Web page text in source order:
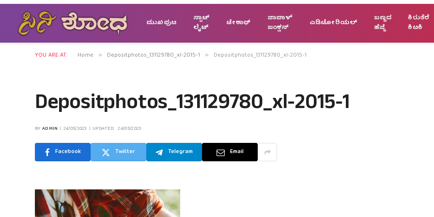
ಮುಖಪುಟ
ಸ್ಪಾಟ್
ಲೈಟ್
ಟೇಕಾಫ್
ಜಾಪಾಳ್
ಜಂಕ್ಷನ್
ಎಡಿಟೋರಿಯಲ್
ಬಣ್ಣದ
ಹೆಜ್ಜೆ
ಕಿರುತೆರೆ
ಕಿಟಕಿ
YOU ARE AT: Home » Depositphotos_131129780_xl-2015-1 » Depositphotos_131129780_xl-2015-1
Depositphotos_131129780_xl-2015-1
BY ADMIN 24/05/2023 UPDATED: 24/05/2023
Facebook Twitter Telegram Email